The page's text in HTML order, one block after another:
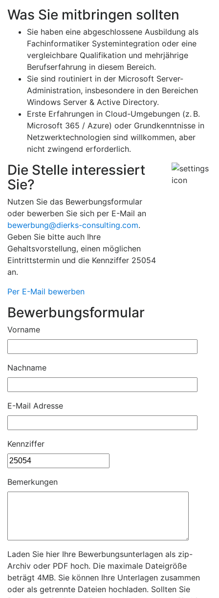
Was Sie mitbringen sollten
Sie haben eine abgeschlossene Ausbildung als
Fachinformatiker Systemintegration oder eine
vergleichbare Qualifikation und mehrjährige
Berufserfahrung in diesem Bereich.
Sie sind routiniert in der Microsoft Server-
Administration, insbesondere in den Bereichen
Windows Server & Active Directory.
Erste Erfahrungen in Cloud-Umgebungen (z. B.
Microsoft 365 / Azure) oder Grundkenntnisse in
Netzwerktechnologien sind willkommen, aber
nicht zwingend erforderlich.
Die Stelle interessiert
Sie?
Nutzen Sie das Bewerbungsformular
oder bewerben Sie sich per E-Mail an
bewerbung@dierks-consulting.com.
Geben Sie bitte auch Ihre
Gehaltsvorstellung, einen möglichen
Eintrittstermin und die Kennziffer 25054
an.
Per E-Mail bewerben
Bewerbungsformular
Vorname
Nachname
E-Mail Adresse
Kennziffer
Bemerkungen
Laden Sie hier Ihre Bewerbungsunterlagen als zip-
Archiv oder PDF hoch. Die maximale Dateigröße
beträgt 4MB. Sie können Ihre Unterlagen zusammen
oder als getrennte Dateien hochladen. Sollten Sie